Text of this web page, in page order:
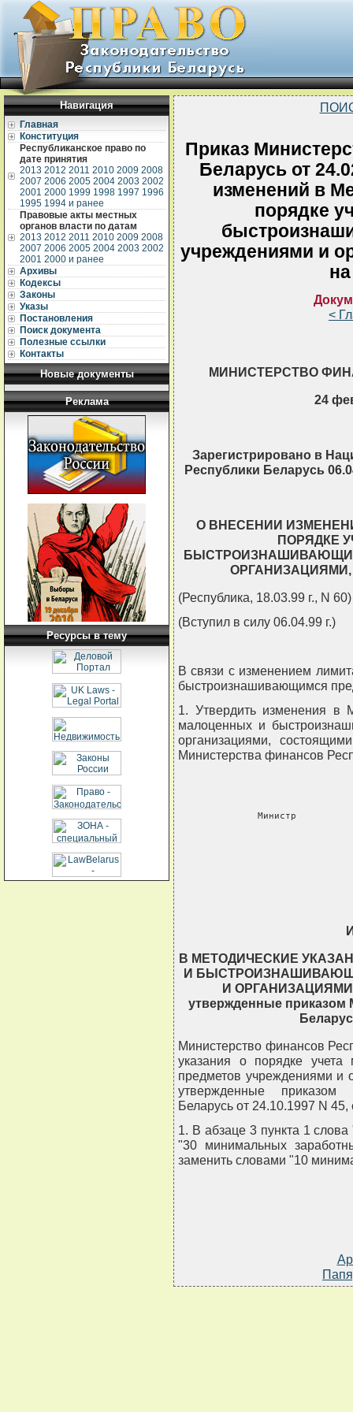
Навигация
Главная
Конституция
Республиканское право по
дате принятия
2013 2012 2011 2010 2009 2008
2007 2006 2005 2004 2003 2002
2001 2000 1999 1998 1997 1996
1995 1994 и ранее
Правовые акты местных
органов власти по датам
2013 2012 2011 2010 2009 2008
2007 2006 2005 2004 2003 2002
2001 2000 и ранее
Архивы
Кодексы
Законы
Указы
Постановления
Поиск документа
Полезные ссылки
Контакты
Новые документы
Реклама
Ресурсы в тему
Приказ
Беларусь от
изменений в
порядке
учреждениями и
<
МИНИСТЕРСТВО
24
Зарегистрировано в
Республики Беларусь
О ВНЕСЕНИИ
ПОРЯДКЕ
(Республика, 18.03.99 г., N 60)
(Вступил в силу 06.04.99 г.)
В связи с изменением
быстроизнашивающимся
1. Утвердить изменения в
малоценных и
организациями,
Министерства финансов
Министр
В МЕТОДИЧЕСКИЕ
И
И
утвержденные приказом
Министерство финансов
указания о порядке
предметов учреждениями и
утвержденные приказом
Беларусь от 24.10.1997 N
1. В абзаце 3 пункта 1
"30 минимальных
заменить словами "10